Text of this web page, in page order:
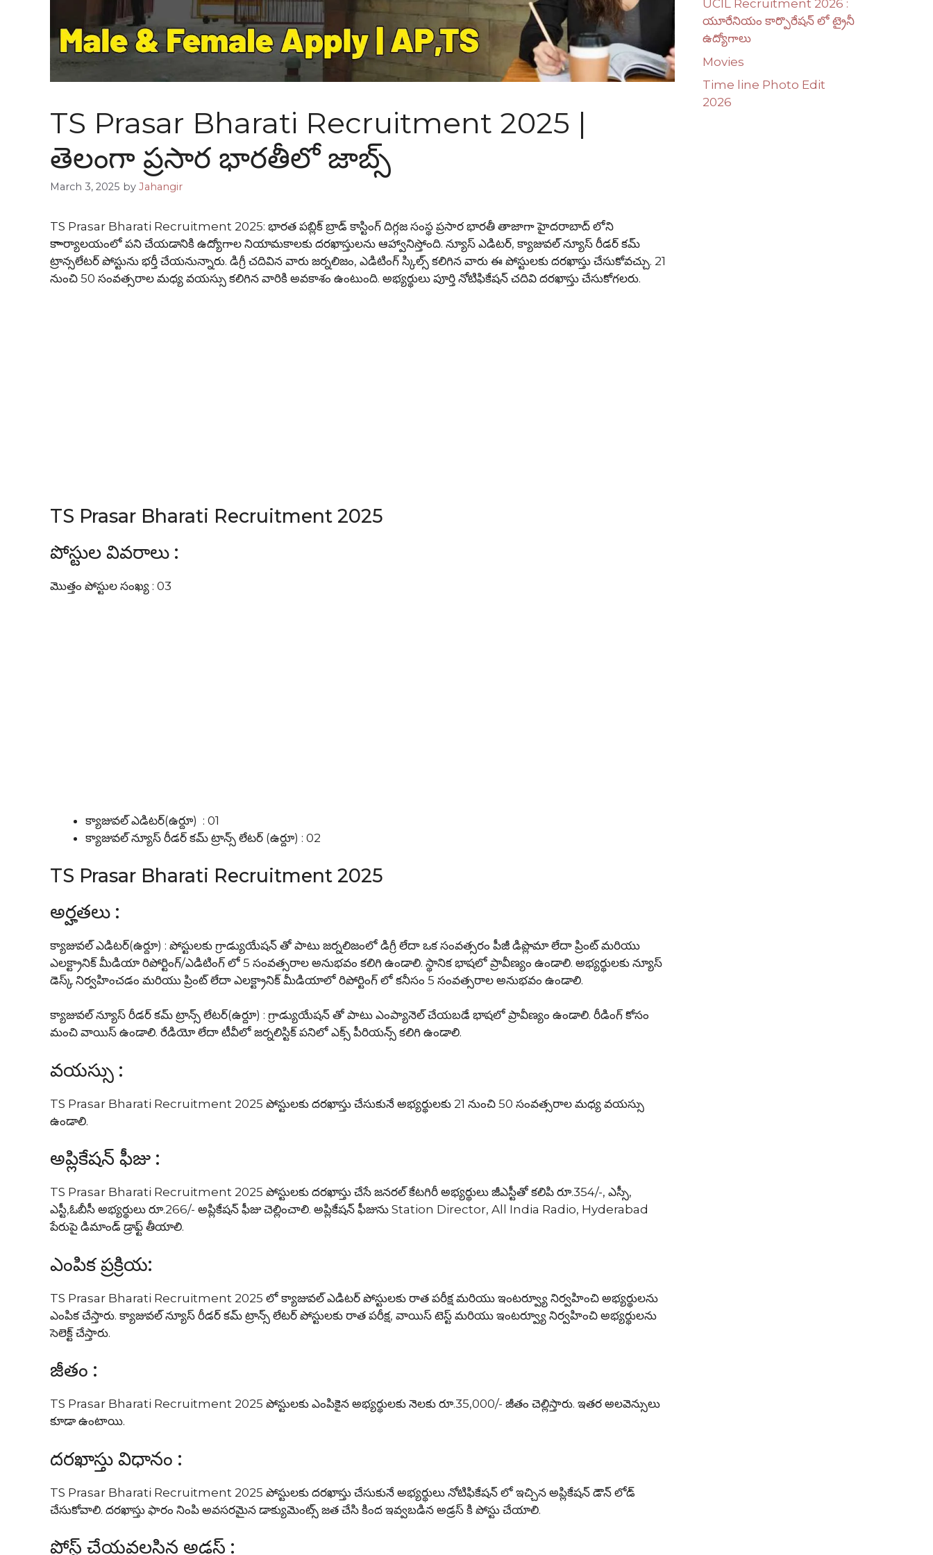
TS Prasar Bharati Recruitment 2025 |
తెలంగా ప్రసార భారతీలో జాబ్స్
March 3, 2025 by Jahangir
TS Prasar Bharati Recruitment 2025: భారత పబ్లిక్ బ్రాడ్ కాస్టింగ్ దిగ్గజ సంస్థ ప్రసార భారతీ తాజాగా హైదరాబాద్ లోని
కాార్యాలయంలో పని చేయడానికి ఉద్యోగాల నియామకాలకు దరఖాస్తులను ఆహ్వానిస్తోంది. న్యూస్ ఎడిటర్, క్యాజువల్ న్యూస్ రీడర్ కమ్
ట్రాన్సలేటర్ పోస్టును భర్తీ చేయనున్నారు. డిగ్రీ చదివిన వారు జర్నలిజం, ఎడిటింగ్ స్కిల్స్ కలిగిన వారు ఈ పోస్టులకు దరఖాస్తు చేసుకోవచ్చు. 21
నుంచి 50 సంవత్సరాల మధ్య వయస్సు కలిగిన వారికి అవకాశం ఉంటుంది. అభ్యర్థులు పూర్తి నోటిఫికేషన్ చదివి దరఖాస్తు చేసుకోగలరు.
TS Prasar Bharati Recruitment 2025
పోస్టుల వివరాలు :
మొత్తం పోస్టుల సంఖ్య : 03
క్యాజువల్ ఎడిటర్(ఉర్దూ) : 01
క్యాజువల్ న్యూస్ రీడర్ కమ్ ట్రాన్స్ లేటర్ (ఉర్దూ) : 02
TS Prasar Bharati Recruitment 2025
అర్హతలు :
క్యాజువల్ ఎడిటర్(ఉర్దూ) : పోస్టులకు గ్రాడ్యుయేషన్ తో పాటు జర్నలిజంలో డిగ్రీ లేదా ఒక సంవత్సరం పీజీ డిప్లొమా లేదా ప్రింట్ మరియు
ఎలక్ట్రానిక్ మీడియా రిపోర్టింగ్/ఎడిటింగ్ లో 5 సంవత్సరాల అనుభవం కలిగి ఉండాలి. స్థానిక భాషలో ప్రావీణ్యం ఉండాలి. అభ్యర్థులకు న్యూస్
డెస్క్ నిర్వహించడం మరియు ప్రింట్ లేదా ఎలక్ట్రానిక్ మీడియాలో రిపోర్టింగ్ లో కనీసం 5 సంవత్సరాల అనుభవం ఉండాలి.
క్యాజువల్ న్యూస్ రీడర్ కమ్ ట్రాన్స్ లేటర్(ఉర్దూ) : గ్రాడ్యుయేషన్ తో పాటు ఎంప్యానెల్ చేయబడే భాషలో ప్రావీణ్యం ఉండాలి. రీడింగ్ కోసం
మంచి వాయిస్ ఉండాలి. రేడియో లేదా టీవీలో జర్నలిస్టిక్ పనిలో ఎక్స్ పీరియన్స్ కలిగి ఉండాలి.
వయస్సు :
TS Prasar Bharati Recruitment 2025 పోస్టులకు దరఖాస్తు చేసుకునే అభ్యర్థులకు 21 నుంచి 50 సంవత్సరాల మధ్య వయస్సు
ఉండాలి.
అప్లికేషన్ ఫీజు :
TS Prasar Bharati Recruitment 2025 పోస్టులకు దరఖాస్తు చేసే జనరల్ కేటగిరీ అభ్యర్థులు జీఎస్టీతో కలిపి రూ.354/-, ఎస్సీ,
ఎస్టీ,ఓబీసీ అభ్యర్థులు రూ.266/- అప్లికేషన్ ఫీజు చెల్లించాలి. అప్లికేషన్ ఫీజును Station Director, All India Radio, Hyderabad
పేరుపై డిమాండ్ డ్రాఫ్ట్ తీయాలి.
ఎంపిక ప్రక్రియ:
TS Prasar Bharati Recruitment 2025 లో క్యాజువల్ ఎడిటర్ పోస్టులకు రాత పరీక్ష మరియు ఇంటర్వ్యూ నిర్వహించి అభ్యర్థులను
ఎంపిక చేస్తారు. క్యాజువల్ న్యూస్ రీడర్ కమ్ ట్రాన్స్ లేటర్ పోస్టులకు రాత పరీక్ష, వాయిస్ టెస్ట్ మరియు ఇంటర్వ్యూ నిర్వహించి అభ్యర్థులను
సెలెక్ట్ చేస్తారు.
జీతం :
TS Prasar Bharati Recruitment 2025 పోస్టులకు ఎంపికైన అభ్యర్థులకు నెలకు రూ.35,000/- జీతం చెల్లిస్తారు. ఇతర అలవెన్సులు
కూడా ఉంటాయి.
దరఖాస్తు విధానం :
TS Prasar Bharati Recruitment 2025 పోస్టులకు దరఖాస్తు చేసుకునే అభ్యర్థులు నోటిఫికేషన్ లో ఇచ్చిన అప్లికేషన్ డౌన్ లోడ్
చేసుకోవాలి. దరఖాస్తు ఫారం నింపి అవసరమైన డాక్యుమెంట్స్ జత చేసి కింద ఇవ్వబడిన అడ్రస్ కి పోస్టు చేయాలి.
పోస్ట్ చేయవలసిన అడ్రస్ :
UCIL Recruitment 2026 :
యూరేనియం కార్పొరేషన్ లో ట్రైనీ
ఉద్యోగాలు
Movies
Time line Photo Edit
2026